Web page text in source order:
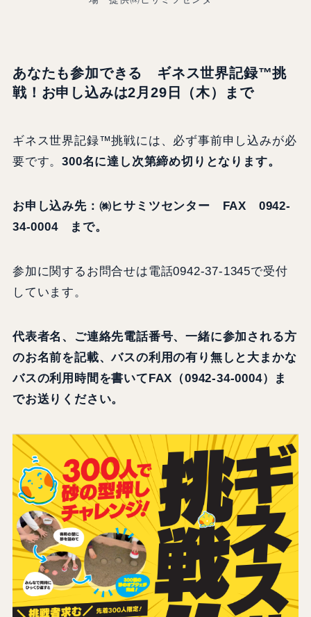
あなたも参加できる ギネス世界記録™挑
戦！お申し込みは2月29日（木）まで
ギネス世界記録™挑戦には、必ず事前申し込みが必
要です。300名に達し次第締め切りとなります。
お申し込み先：㈱ヒサミツセンター FAX 0942-
34-0004 まで。
参加に関するお問合せは電話0942-37-1345で受付
しています。
代表者名、ご連絡先電話番号、一緒に参加される方
のお名前を記載、バスの利用の有り無しと大まかな
バスの利用時間を書いてFAX（0942-34-0004）ま
でお送りください。